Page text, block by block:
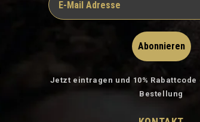
Abonnieren
Jetzt eintragen und 10%
Bestellung